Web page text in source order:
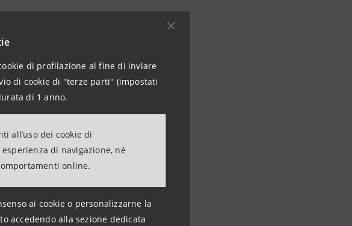
di profilazione al fine di inviare
di cookie di "terze parti" (impostati
di 1 anno.
all’uso dei cookie di
di navigazione, né
online.
ai cookie o personalizzarne la
accedendo alla sezione dedicata
news